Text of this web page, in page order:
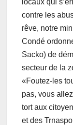
contre les
rêve, notre
Condé
Sacko) de
secteur de la
«Foutez-les
pas, vous
tort aux
et des